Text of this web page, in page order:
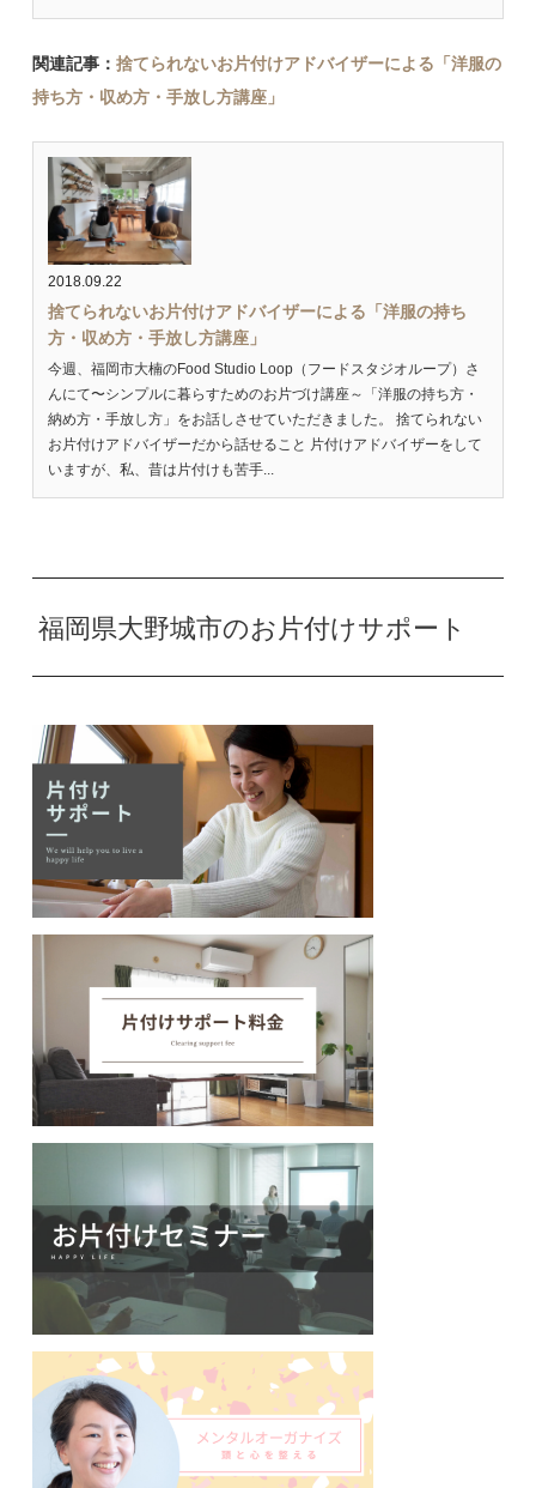
関連記事：捨てられないお片付けアドバイザーによる「洋服の
持ち方・収め方・手放し方講座」
2018.09.22
捨てられないお片付けアドバイザーによる「洋服の持ち
方・収め方・手放し方講座」
今週、福岡市大楠のFood Studio Loop（フードスタジオループ）さ
んにて〜シンプルに暮らすためのお片づけ講座～「洋服の持ち方・
納め方・手放し方」をお話しさせていただきました。 捨てられない
お片付けアドバイザーだから話せること 片付けアドバイザーをして
いますが、私、昔は片付けも苦手...
福岡県大野城市のお片付けサポート